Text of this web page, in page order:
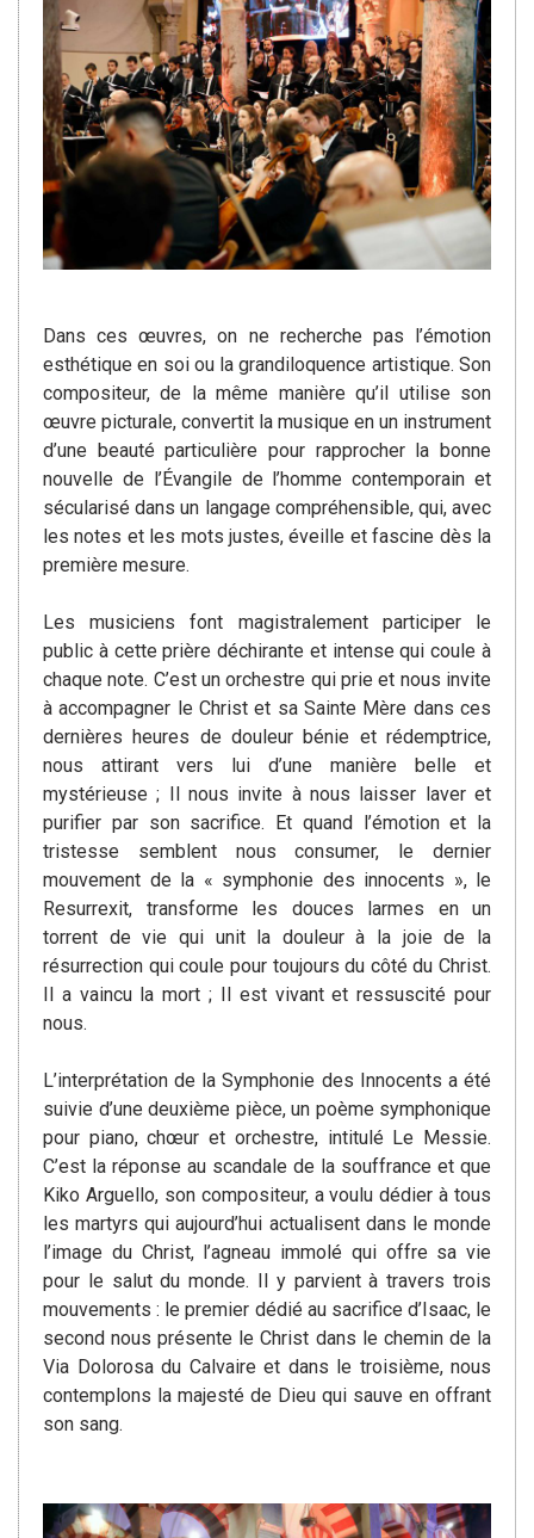
Dans ces œuvres, on ne recherche pas l’émotion
esthétique en soi ou la grandiloquence artistique. Son
compositeur, de la même manière qu’il utilise son
œuvre picturale, convertit la musique en un instrument
d’une beauté particulière pour rapprocher la bonne
nouvelle de l’Évangile de l’homme contemporain et
sécularisé dans un langage compréhensible, qui, avec
les notes et les mots justes, éveille et fascine dès la
première mesure.
Les musiciens font magistralement participer le
public à cette prière déchirante et intense qui coule à
chaque note. C’est un orchestre qui prie et nous invite
à accompagner le Christ et sa Sainte Mère dans ces
dernières heures de douleur bénie et rédemptrice,
nous attirant vers lui d’une manière belle et
mystérieuse ; Il nous invite à nous laisser laver et
purifier par son sacrifice. Et quand l’émotion et la
tristesse semblent nous consumer, le dernier
mouvement de la « symphonie des innocents », le
Resurrexit, transforme les douces larmes en un
torrent de vie qui unit la douleur à la joie de la
résurrection qui coule pour toujours du côté du Christ.
Il a vaincu la mort ; Il est vivant et ressuscité pour
nous.
L’interprétation de la Symphonie des Innocents a été
suivie d’une deuxième pièce, un poème symphonique
pour piano, chœur et orchestre, intitulé Le Messie.
C’est la réponse au scandale de la souffrance et que
Kiko Arguello, son compositeur, a voulu dédier à tous
les martyrs qui aujourd’hui actualisent dans le monde
l’image du Christ, l’agneau immolé qui offre sa vie
pour le salut du monde. Il y parvient à travers trois
mouvements : le premier dédié au sacrifice d’Isaac, le
second nous présente le Christ dans le chemin de la
Via Dolorosa du Calvaire et dans le troisième, nous
contemplons la majesté de Dieu qui sauve en offrant
son sang.